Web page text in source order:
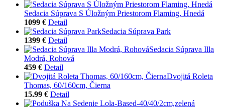
Sedacia Súprava S Úložným Priestorom Flaming, Hnedá
1099 € Detail
Sedacia Súprava Park
1399 € Detail
Sedacia Súprava Illa
Modrá, Rohová
459 € Detail
Dvojitá Roleta
Thomas, 60/160cm, Čierna
15.99 € Detail